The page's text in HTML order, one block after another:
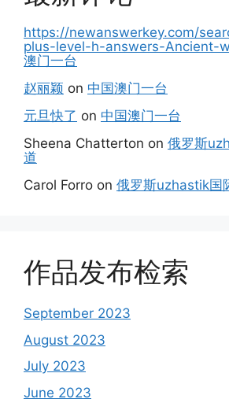
https://newanswerkey.com/
plus-level-h-answers-Ancient-
澳门一台
赵丽颖 on 中国澳门一台
元旦快了 on 中国澳门一台
Sheena Chatterton on 俄罗斯
道
Carol Forro on 俄罗斯uzhastik国
作品发布检索
September 2023
August 2023
July 2023
June 2023